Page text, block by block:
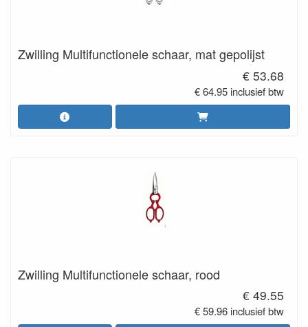
Zwilling Multifunctionele schaar, mat gepolijst
€ 53.68
€ 64.95 inclusief btw
Zwilling Multifunctionele schaar, rood
€ 49.55
€ 59.96 inclusief btw